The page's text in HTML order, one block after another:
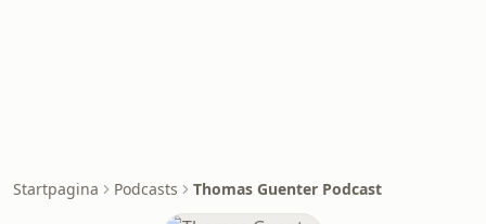
Startpagina Podcasts Thomas Guenter Podcast